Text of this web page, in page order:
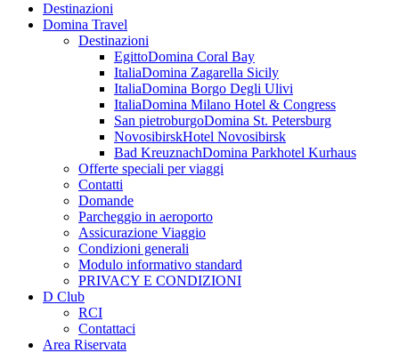
Destinazioni
Domina Travel
Destinazioni
EgittoDomina Coral Bay
ItaliaDomina Zagarella Sicily
ItaliaDomina Borgo Degli Ulivi
ItaliaDomina Milano Hotel & Congress
San pietroburgoDomina St. Petersburg
NovosibirskHotel Novosibirsk
Bad KreuznachDomina Parkhotel Kurhaus
Offerte speciali per viaggi
Contatti
Domande
Parcheggio in aeroporto
Assicurazione Viaggio
Condizioni generali
Modulo informativo standard
PRIVACY E CONDIZIONI
D Club
RCI
Contattaci
Area Riservata